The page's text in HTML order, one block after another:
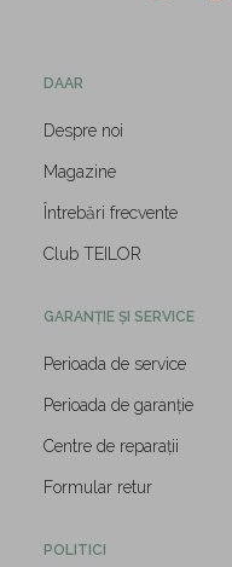
DAAR
Despre noi
Magazine
Întrebări frecvente
Club TEILOR
GARANȚIE ȘI SERVICE
Perioada de service
Perioada de garanție
Centre de reparații
Formular retur
POLITICI